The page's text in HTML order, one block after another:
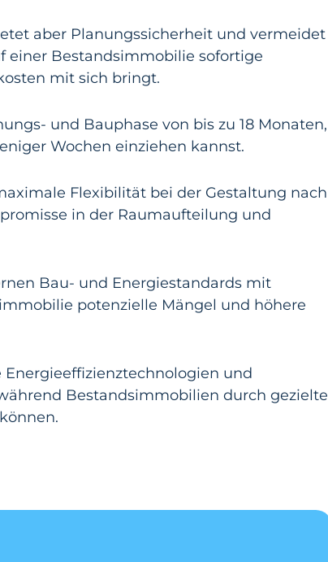
aber Planungssicherheit und vermeidet
einer Bestandsimmobilie sofortige
mit sich bringt.
und Bauphase von bis zu 18 Monaten,
Wochen einziehen kannst.
Flexibilität bei der Gestaltung nach
in der Raumaufteilung und
Bau- und Energiestandards mit
potenzielle Mängel und höhere
und
Bestandsimmobilien durch gezielte